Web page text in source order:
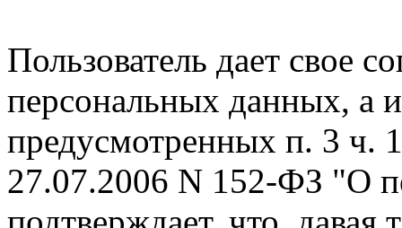
Пользователь дает свое
персональных данных, а
предусмотренных п. 3 ч.
27.07.2006 N 152-ФЗ "О